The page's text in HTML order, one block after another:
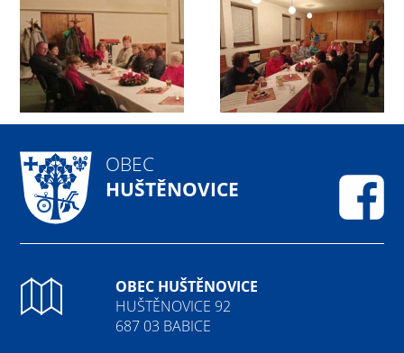
OBEC
HUŠTĚNOVICE
OBEC HUŠTĚNOVICE
HUŠTĚNOVICE 92
687 03 BABICE